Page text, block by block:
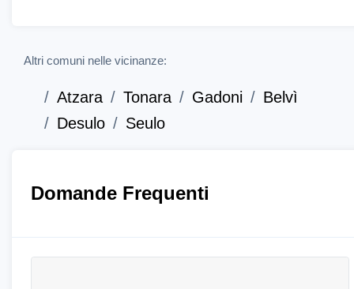
Altri comuni nelle vicinanze:
Atzara Tonara Gadoni
Belvì
Desulo
Seulo
Domande Frequenti